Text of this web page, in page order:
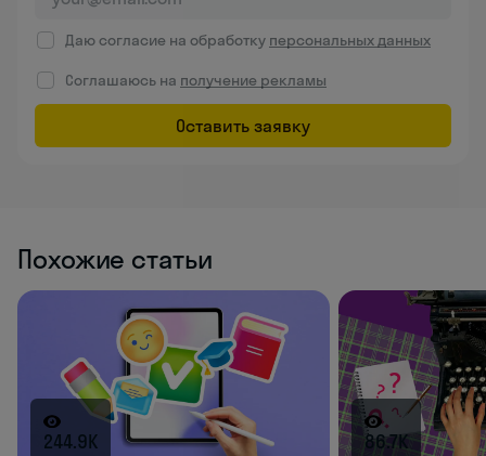
Даю согласие на обработку персональных данных
Соглашаюсь на получение рекламы
Оставить заявку
Похожие статьи
244.9K 86.7K